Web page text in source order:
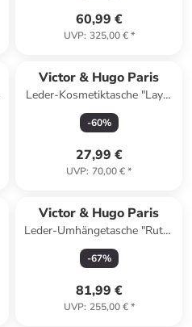
60,99 €
UVP: 325,00 €*
Victor & Hugo Paris
Leder-Kosmetiktasche "Laya"
in Schwarz - (B)20 x (H)10 x
(T)3 cm
-60%
27,99 €
UVP: 70,00 €*
Victor & Hugo Paris
Leder-Umhängetasche "Ruth"
in Camel - (B)26 x (H)20 x
(T)8 cm
-67%
81,99 €
UVP: 255,00 €*